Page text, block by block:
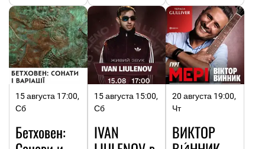
15 августа 17:00,
Сб
Бетховен:
15 августа 15:00,
Сб
IVAN
20 августа 19:00,
Чт
ВИКТОР